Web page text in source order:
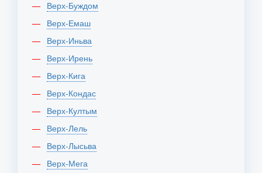
Верх-Буждом
Верх-Емаш
Верх-Иньва
Верх-Ирень
Верх-Кига
Верх-Кондас
Верх-Култым
Верх-Лель
Верх-Лысьва
Верх-Мега